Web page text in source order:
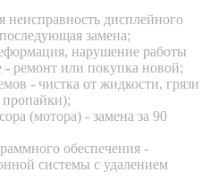
неисправность дисплейного
замена;
нарушение работы
- ремонт или покупка новой;
- чистка от жидкости, грязи
(мотора) - замена за 90
обеспечения -
системы с удалением